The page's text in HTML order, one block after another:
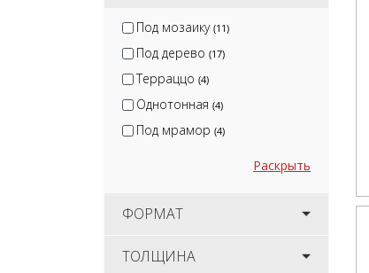
Под мозаику (11)
Под дерево (17)
Терраццо (4)
Однотонная (4)
Под мрамор (4)
Раскрыть
ФОРМАТ
ТОЛЩИНА